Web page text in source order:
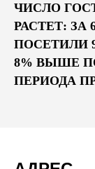
ЧИСЛО
РАСТЕТ: ЗА
ПОСЕТИЛИ
8% ВЫШЕ
ПЕРИОДА